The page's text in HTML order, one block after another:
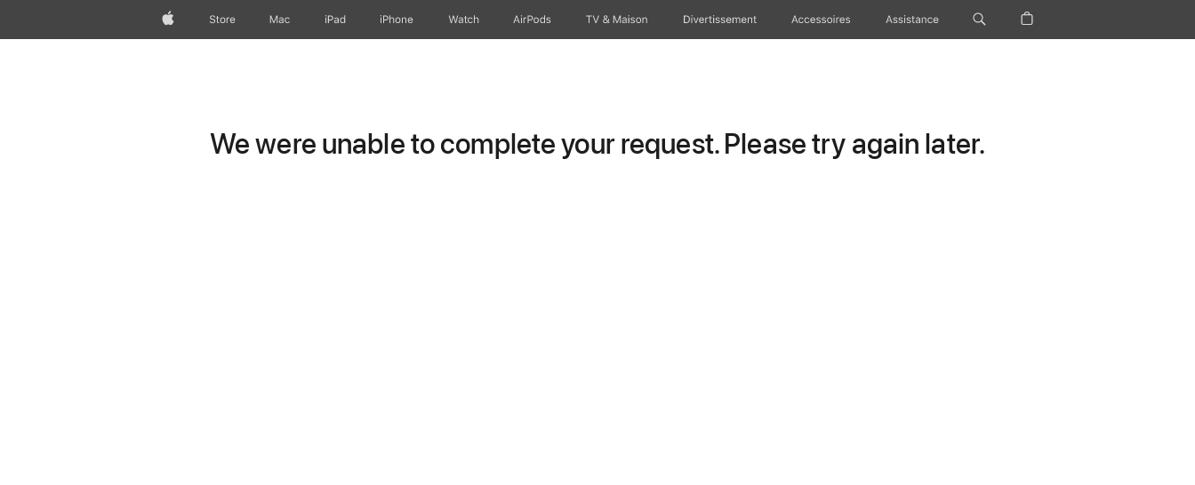
AppleStore Mac iPad iPhone Watch AirPods TV & Maison Divertissements Accessoires Assistance
We were unable to complete your request. Please try again later.